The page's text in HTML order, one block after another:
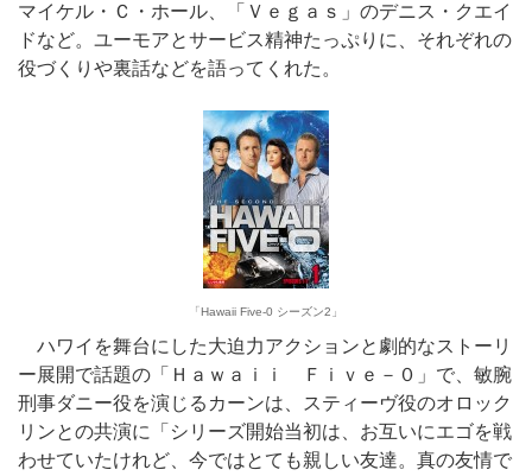
マイケル・Ｃ・ホール、「Ｖｅｇａｓ」のデニス・クエイ
ドなど。ユーモアとサービス精神たっぷりに、それぞれの
役づくりや裏話などを語ってくれた。
「Hawaii Five-0 シーズン2」
ハワイを舞台にした大迫力アクションと劇的なストーリ
ー展開で話題の「Ｈａｗａｉｉ Ｆｉｖｅ－０」で、敏腕
刑事ダニー役を演じるカーンは、スティーヴ役のオロック
リンとの共演に「シリーズ開始当初は、お互いにエゴを戦
わせていたけれど、今ではとても親しい友達。真の友情で